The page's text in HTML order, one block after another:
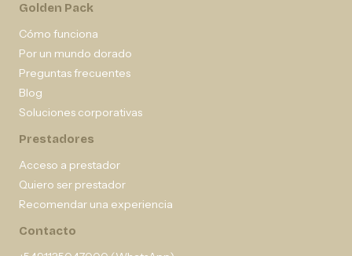
Golden Pack
Cómo funciona
Por un mundo dorado
Preguntas frecuentes
Blog
Soluciones corporativas
Prestadores
Acceso a prestador
Quiero ser prestador
Recomendar una experiencia
Contacto